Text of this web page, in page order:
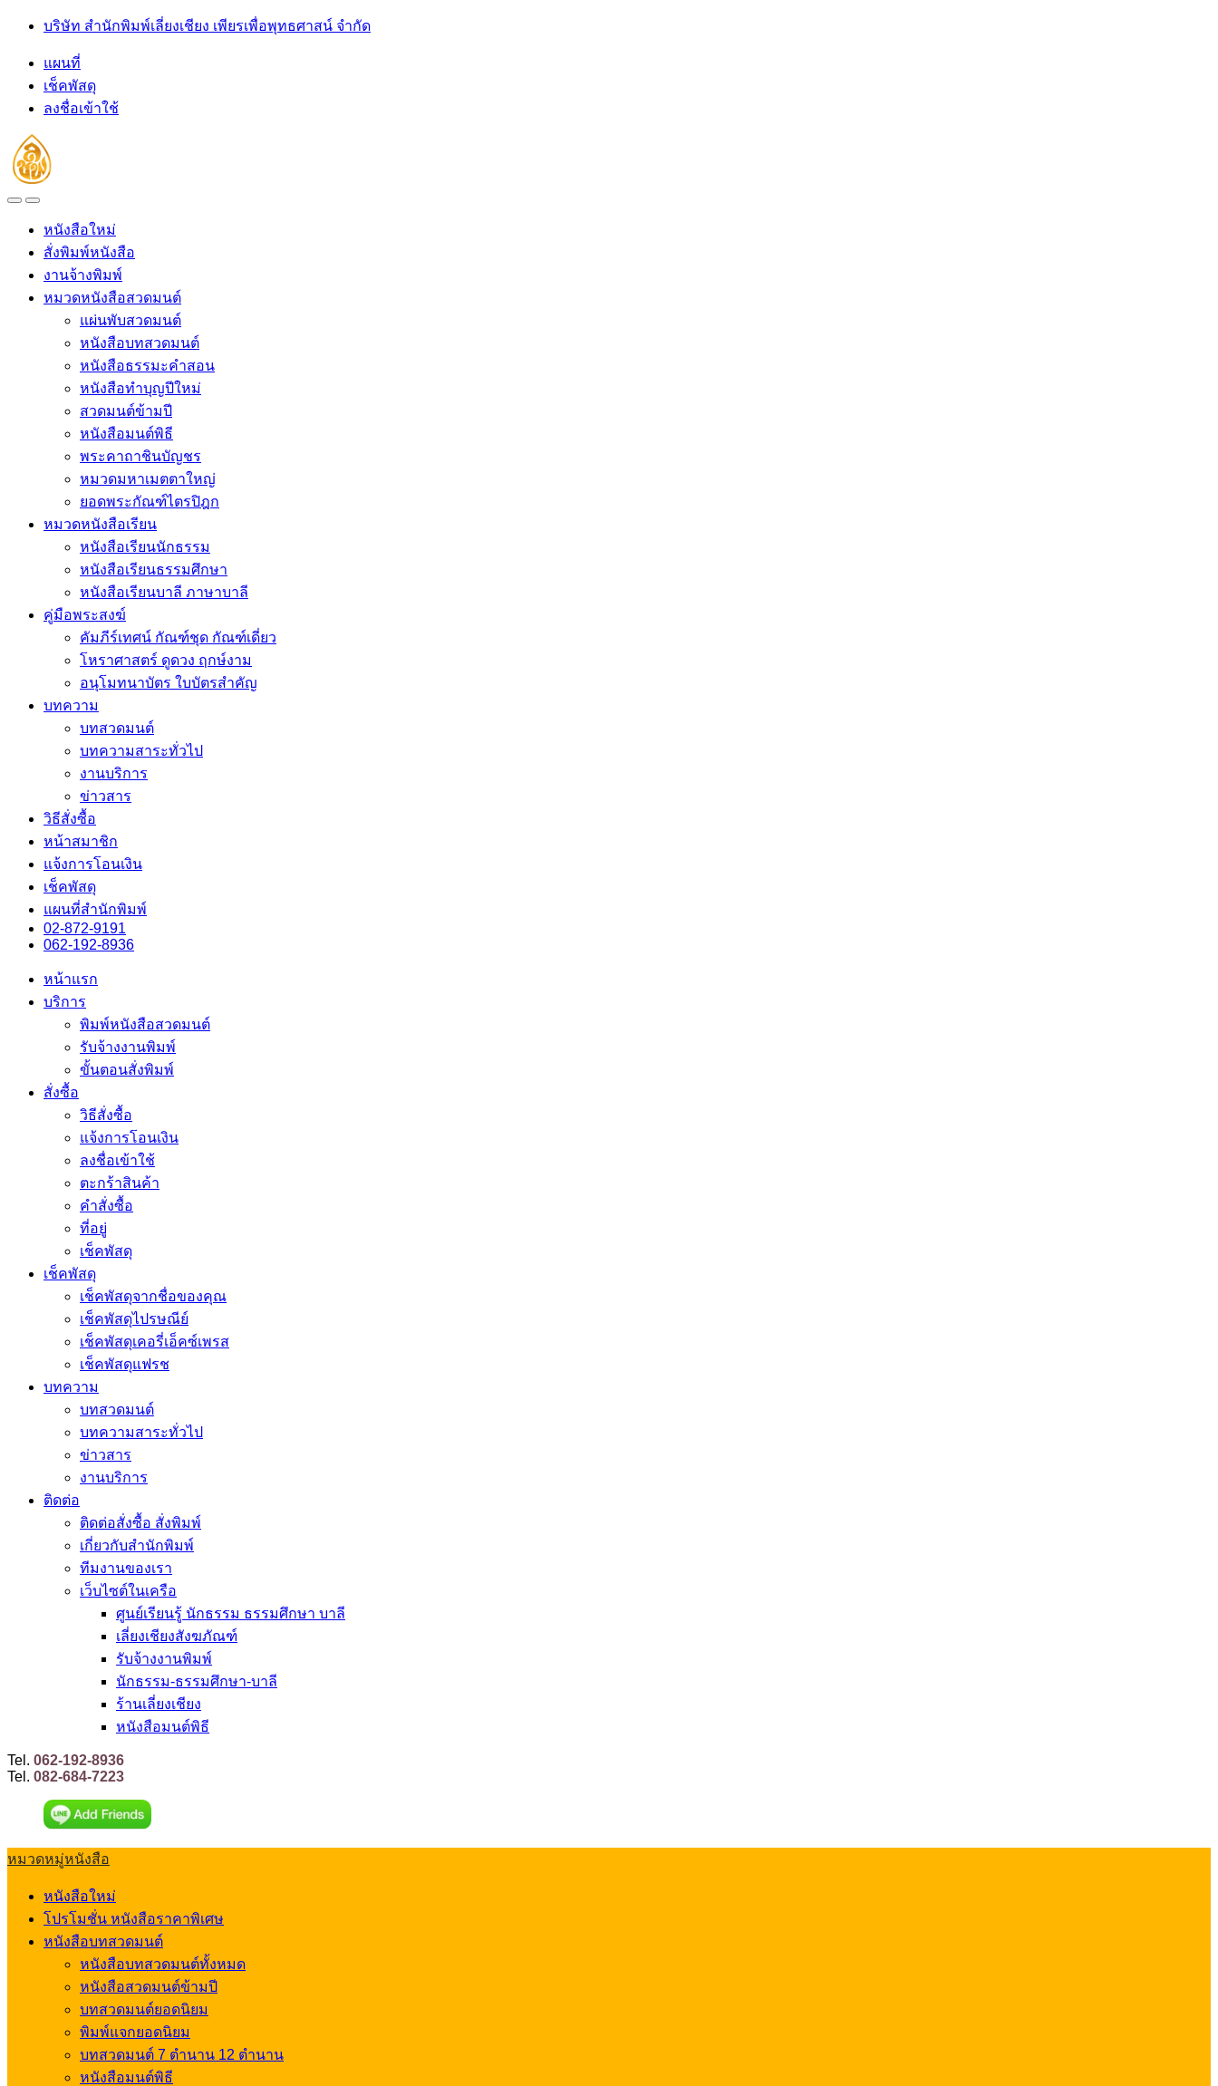
Skip
navigation
Skip
บริษัท สำนักพิมพ์เลี่ยงเชียง เพียรเพื่อพุทธศาสน์ จำกัด
แผนที่
เช็คพัสดุ
ลงชื่อเข้าใช้
OpenClose
หนังสือใหม่
สั่งพิมพ์หนังสือ
งานจ้างพิมพ์
หมวดหนังสือสวดมนต์
แผ่นพับสวดมนต์
หนังสือบทสวดมนต์
หนังสือธรรมะคำสอน
หนังสือทำบุญปีใหม่
สวดมนต์ข้ามปี
หนังสือมนต์พิธี
พระคาถาชินบัญชร
หมวดมหาเมตตาใหญ่
ยอดพระกัณฑ์ไตรปิฎก
หมวดหนังสือเรียน
หนังสือเรียนนักธรรม
หนังสือเรียนธรรมศึกษา
หนังสือเรียนบาลี ภาษาบาลี
คู่มือพระสงฆ์
คัมภีร์เทศน์ กัณฑ์ชุด กัณฑ์เดี่ยว
โหราศาสตร์ ดูดวง ฤกษ์งาม
อนุโมทนาบัตร ใบบัตรสำคัญ
บทความ
บทสวดมนต์
บทความสาระทั่วไป
งานบริการ
ข่าวสาร
วิธีสั่งซื้อ
หน้าสมาชิก
แจ้งการโอนเงิน
เช็คพัสดุ
แผนที่สำนักพิมพ์
02-872-9191
062-192-8936
หน้าแรก
บริการ
พิมพ์หนังสือสวดมนต์
รับจ้างงานพิมพ์
ขั้นตอนสั่งพิมพ์
สั่งซื้อ
วิธีสั่งซื้อ
แจ้งการโอนเงิน
ลงชื่อเข้าใช้
ตะกร้าสินค้า
คำสั่งซื้อ
ที่อยู่
เช็คพัสดุ
เช็คพัสดุ
เช็คพัสดุจากชื่อของคุณ
เช็คพัสดุไปรษณีย์
เช็คพัสดุเคอรี่เอ็คซ์เพรส
เช็คพัสดุแฟรช
บทความ
บทสวดมนต์
บทความสาระทั่วไป
ข่าวสาร
งานบริการ
ติดต่อ
ติดต่อสั่งซื้อ สั่งพิมพ์
เกี่ยวกับสำนักพิมพ์
ทีมงานของเรา
เว็บไซต์ในเครือ
ศูนย์เรียนรู้ นักธรรม ธรรมศึกษา บาลี
เลี่ยงเชียงสังฆภัณฑ์
รับจ้างงานพิมพ์
นักธรรม-ธรรมศึกษา-บาลี
ร้านเลี่ยงเชียง
หนังสือมนต์พิธี
Tel. 062-192-8936
Tel. 082-684-7223
หมวดหมู่หนังสือ
หนังสือใหม่
โปรโมชั่น หนังสือราคาพิเศษ
หนังสือบทสวดมนต์
หนังสือบทสวดมนต์ทั้งหมด
หนังสือสวดมนต์ข้ามปี
บทสวดมนต์ยอดนิยม
พิมพ์แจกยอดนิยม
บทสวดมนต์ 7 ตำนาน 12 ตำนาน
หนังสือมนต์พิธี